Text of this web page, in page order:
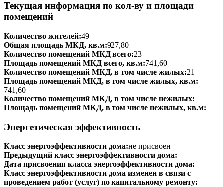
Текущая информация по кол-ву и площади
помещений
Количество жителей:49
Общая площадь МКД, кв.м:927,80
Количество помещений МКД всего:23
Площадь помещений МКД всего, кв.м:741,60
Количество помещений МКД, в том числе жилых:21
Площадь помещений МКД, в том числе жилых, кв.м:
741,60
Количество помещений МКД, в том числе нежилых:
Площадь помещений МКД, в том числе нежилых, кв.м:
Энергетическая эффективность
Класс энергоэффективности дома:не присвоен
Предыдущий класс энергоэффективности дома:
Дата присвоения класса энергоэффективности дома:
Класс энергоэффективности дома изменен в связи с
проведением работ (услуг) по капитальному ремонту: